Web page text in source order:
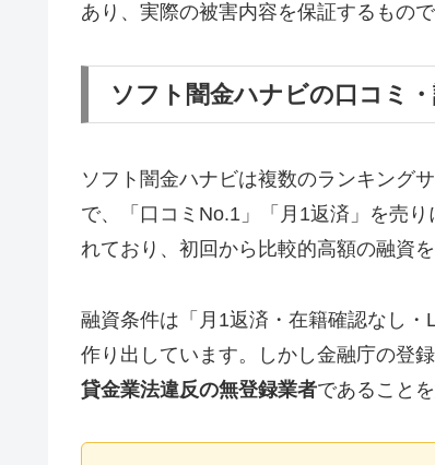
あり、実際の被害内容を保証するもので
ソフト闇金ハナビの口コミ
ソフト闇金ハナビは複数のランキング
で、「口コミNo.1」「月1返済」を売
れており、初回から比較的高額の融資
融資条件は「月1返済・在籍確認なし
作り出しています。しかし金融庁の登
貸金業法違反の無登録業者であること